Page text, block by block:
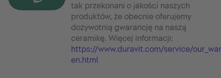
tak przekonani o jakości naszych
produktów, że obecnie oferujemy
dożywotnią gwarancję na naszą
ceramikę. Więcej informacji:
https://www.duravit.com/service/
en.html